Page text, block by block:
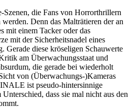
Szenen, die Fans von Horrorthrillern
Denn das Malträtieren der an
mit einem Tacker oder das
mit der Sicherheitsnadel eines
Gerade diese kröseligen Schauwerte
am Überwachungsstaat und
die gerade bei wiederholt
von (Überwachungs-)Kameras
ist pseudo-hintersinnige
dass sie mal nicht aus den